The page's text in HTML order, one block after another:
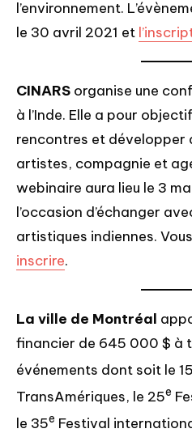
l’environnement.
le 30 avril 2021 et
CINARS organise une
à l’Inde. Elle a pour
rencontres et
artistes, compagnie et
webinaire aura lieu le 3
l’occasion d’échanger
artistiques indiennes.
inscrire.
La ville de Montréal
financier de 645 000 $ à
événements dont soit le 15
TransAmériques, le 25e
le 35e Festival